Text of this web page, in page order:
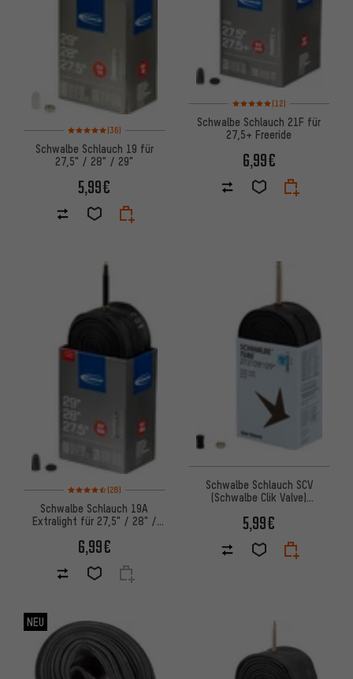
Bewertungen: 5 von 5 basierend auf 36 Bewertungen
(36)
Schwalbe Schlauch 19 für
27,5" / 28" / 29"
5,99€
Bewertungen: 5 von 5
(12)
Schwalbe Schlauch 21F für
27,5+ Freeride
6,99€
Bewertungen: 4,5 von 5 basierend auf 28 Bewertungen
(28)
Schwalbe Schlauch 19A
Extralight für 27,5" / 28" /
6,99€
Schwalbe Schlauch SCV
(Schwalbe Clik Valve)
5,99€
NEU